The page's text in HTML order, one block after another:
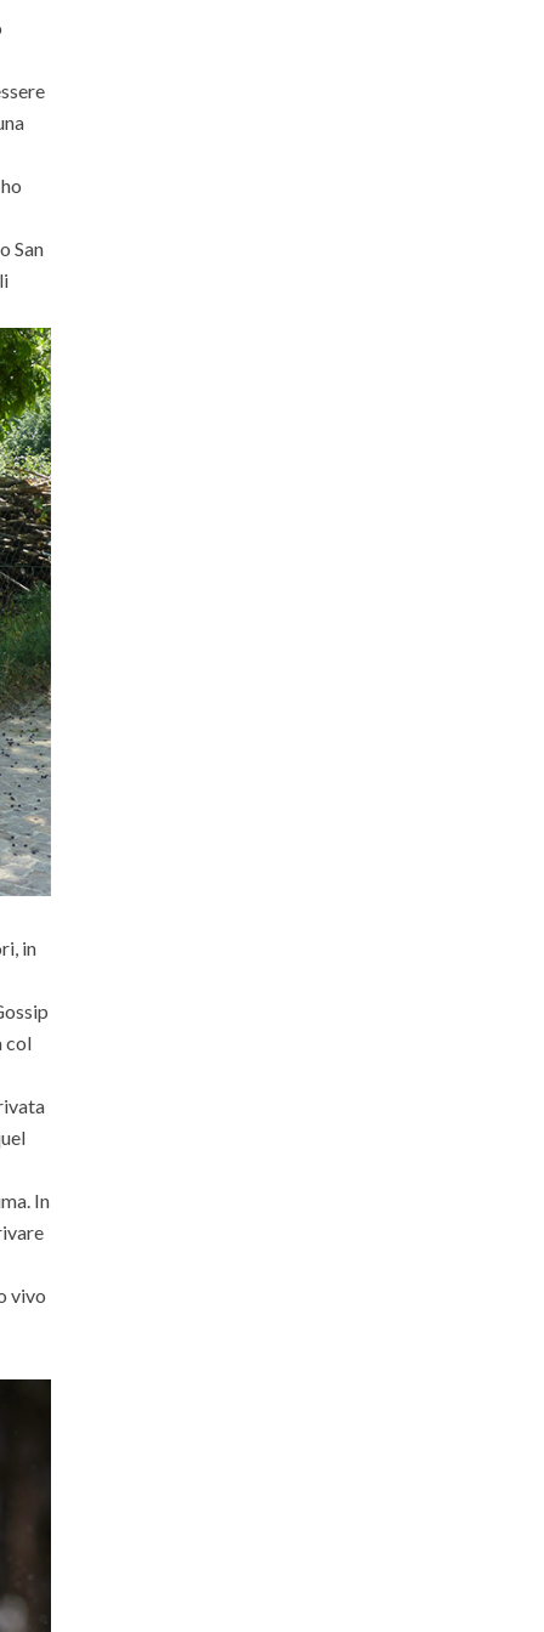
San
in
col
In
vivo